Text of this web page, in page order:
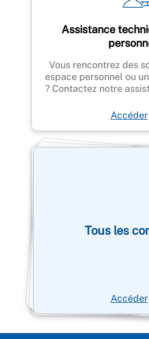
Assistance
Vous rencontrez des
espace personnel ou
? Contactez notre
Accéder
Tous les
Accéder